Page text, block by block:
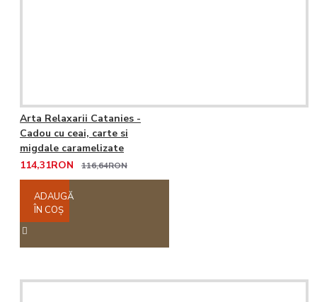
Arta Relaxarii Catanies -
Cadou cu ceai, carte si
migdale caramelizate
114,31RON
116,64RON
ADAUGĂ
ÎN COŞ